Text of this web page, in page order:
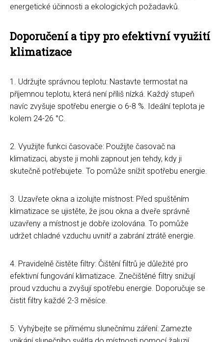
energetické účinnosti a ekologických požadavků.
Doporučení a tipy pro efektivní využití
klimatizace
1. Udržujte správnou teplotu: Nastavte termostat na
příjemnou teplotu, která není příliš nízká. Každý stupeň
navíc zvyšuje spotřebu energie o 6-8 %. Ideální teplota je
kolem 24-26 °C.
2. Využijte funkci časovače: Použijte časovač na
klimatizaci, abyste ji mohli zapnout jen tehdy, kdy ji
skutečně potřebujete. To pomůže snížit spotřebu energie.
3. Uzavřete okna a izolujte místnost: Před spuštěním
klimatizace se ujistěte, že jsou okna a dveře správně
uzavřeny a místnost je dobře izolována. To pomůže
udržet chladné vzduchu uvnitř a zabrání ztrátě energie.
4. Pravidelně čistěte filtry: Čištění filtrů je důležité pro
efektivní fungování klimatizace. Znečištěné filtry snižují
proud vzduchu a zvyšují spotřebu energie. Doporučuje se
čistit filtry každé 2-3 měsíce.
5. Vyhýbejte se přímému slunečnímu záření: Zamezte